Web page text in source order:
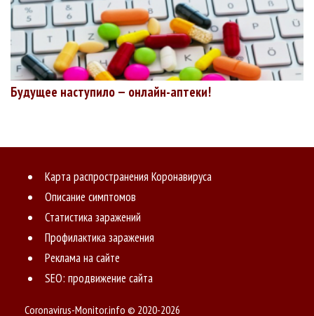
Будущее наступило — онлайн-аптеки!
Карта распространения Коронавируса
Описание симптомов
Статистика заражений
Профилактика заражения
Реклама на сайте
SEO: продвижение сайта
Coronavirus-Monitor.info © 2020-2026